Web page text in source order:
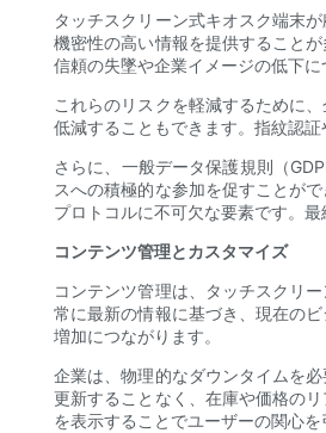
タッチスクリーン式キオスク端末
機密性の高い情報を提供すること
信頼の失墜や企業イメージの低下に
これらのリスクを軽減するために
低減することもできます。指紋認
さらに、一般データ保護規則（
スへの積極的な参加を促すことが
プロトコルに不可欠な要素です。
コンテンツ管理とカスタマイズ
コンテンツ管理は、タッチスクリ
常に最新の情報に基づき、現在の
増加につながります。
企業は、物理的なダウンタイムを
更新することなく、在庫や価格の
を表示することでユーザーの関心